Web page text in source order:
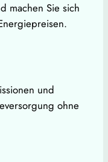
machen Sie sich
und
ohne